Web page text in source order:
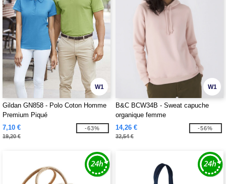
W1
Gildan GN858 - Polo Coton Homme
Premium Piqué
7,10 €
19,20 €
-63%
W1
B&C BCW34B - Sweat capuche
organique femme
14,26 €
32,54 €
-56%